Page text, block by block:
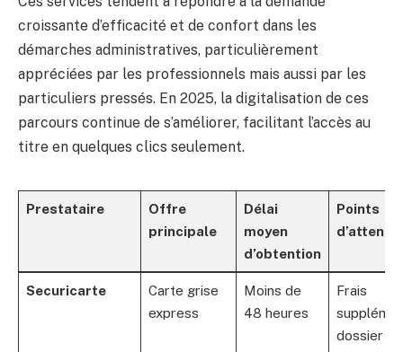
croissante d’efficacité et de confort dans les
démarches administratives, particulièrement
appréciées par les professionnels mais aussi par les
particuliers pressés. En 2025, la digitalisation de ces
parcours continue de s’améliorer, facilitant l’accès au
titre en quelques clics seulement.
Prestataire
Offre
principale
Délai
moyen
d’obtention
Points
Securicarte
Carte grise
express
Moins de
48 heures
Frais
dossier